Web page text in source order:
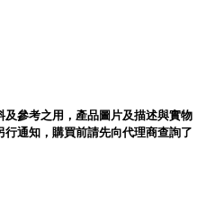
參考之用，產品圖片及描述與實物
通知，購買前請先向代理商查詢了